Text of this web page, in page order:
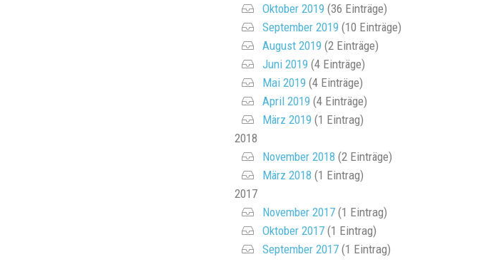
Oktober 2019 (36 Einträge)
September 2019 (10 Einträge)
August 2019 (2 Einträge)
Juni 2019 (4 Einträge)
Mai 2019 (4 Einträge)
April 2019 (4 Einträge)
März 2019 (1 Eintrag)
2018
November 2018 (2 Einträge)
März 2018 (1 Eintrag)
2017
November 2017(1 Eintrag)
Oktober 2017(1 Eintrag)
September 2017(1 Eintrag)